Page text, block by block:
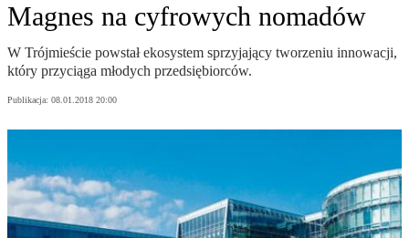
Magnes na cyfrowych nomadów
W Trójmieście powstał ekosystem sprzyjający tworzeniu innowacji,
który przyciąga młodych przedsiębiorców.
Publikacja: 08.01.2018 20:00